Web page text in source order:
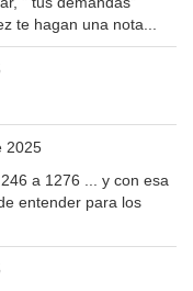
te hagan una nota...
2025
a 1276 ... y con esa
entender para los